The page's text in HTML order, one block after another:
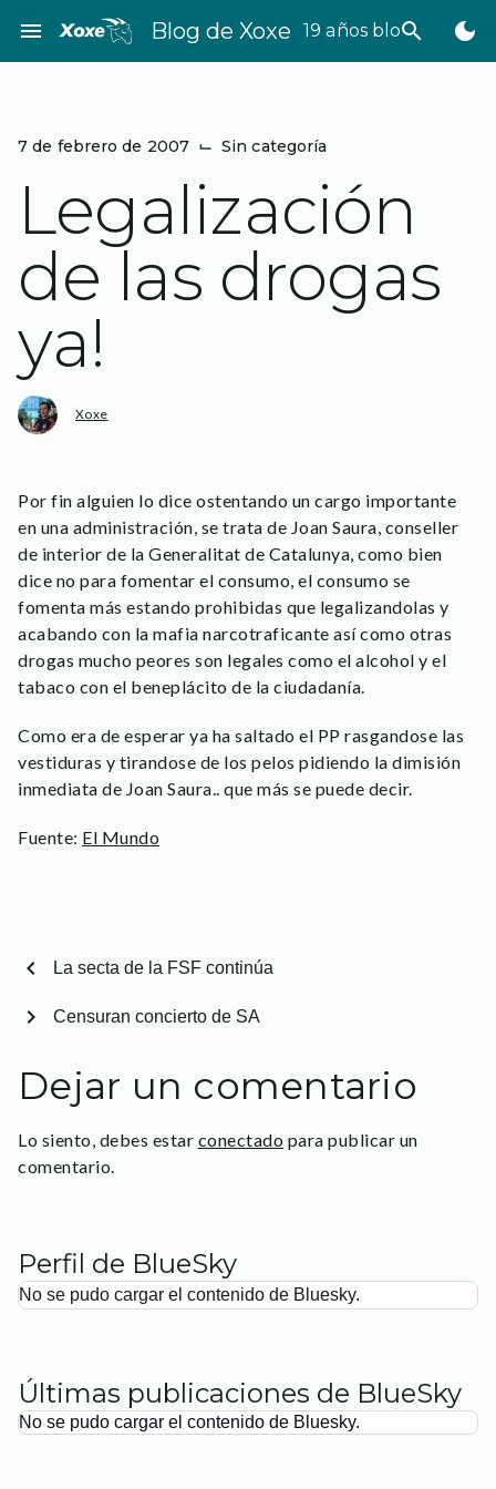
contenido
menu Blog de Xoxe 19 años bloggeando
search dark_mode
7 de febrero de 2007 ⌙ Sin categoría
Legalización
de las drogas
ya!
Xoxe
Por fin alguien lo dice ostentando un cargo importante
en una administración, se trata de Joan Saura, conseller
de interior de la Generalitat de Catalunya, como bien
dice no para fomentar el consumo, el consumo se
fomenta más estando prohibidas que legalizandolas y
acabando con la mafia narcotraficante así como otras
drogas mucho peores son legales como el alcohol y el
tabaco con el beneplácito de la ciudadanía.
Como era de esperar ya ha saltado el PP rasgandose las
vestiduras y tirandose de los pelos pidiendo la dimisión
inmediata de Joan Saura.. que más se puede decir.
Fuente: El Mundo
chevron_left La secta de la FSF continúa
Censuran concierto de SA
chevron_right
Dejar un comentario
Lo siento, debes estar conectado para publicar un
comentario.
Perfil de BlueSky
No se pudo cargar el contenido de Bluesky.
Últimas publicaciones de BlueSky
No se pudo cargar el contenido de Bluesky.